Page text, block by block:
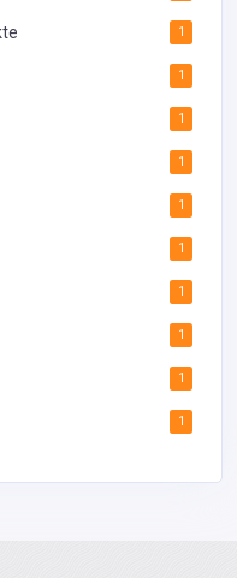
1
1
1
1
1
1
1
1
1
1